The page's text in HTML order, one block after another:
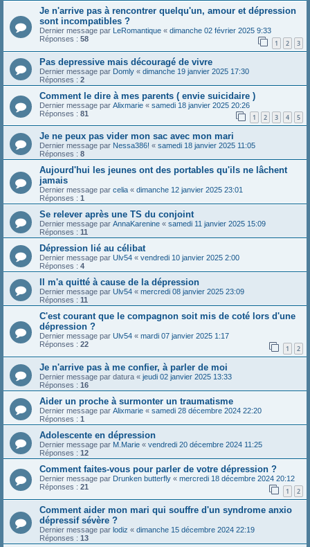
Je n'arrive pas à rencontrer quelqu'un, amour et dépression
sont incompatibles ?
Dernier message par LeRomantique « dimanche 02 février 2025 9:33
Réponses : 58 1 2 3
Pas depressive mais découragé de vivre
Dernier message par Domly « dimanche 19 janvier 2025 17:30
Réponses : 2
Comment le dire à mes parents ( envie suicidaire )
Dernier message par Alixmarie « samedi 18 janvier 2025 20:26
Réponses : 81 1 2 3 4 5
Je ne peux pas vider mon sac avec mon mari
Dernier message par Nessa386! « samedi 18 janvier 2025 11:05
Réponses : 8
Aujourd'hui les jeunes ont des portables qu'ils ne lâchent
jamais
Dernier message par celia « dimanche 12 janvier 2025 23:01
Réponses : 1
Se relever après une TS du conjoint
Dernier message par AnnaKarenine « samedi 11 janvier 2025 15:09
Réponses : 11
Dépression lié au célibat
Dernier message par Ulv54 « vendredi 10 janvier 2025 2:00
Réponses : 4
Il m'a quitté à cause de la dépression
Dernier message par Ulv54 « mercredi 08 janvier 2025 23:09
Réponses : 11
C'est courant que le compagnon soit mis de coté lors d'une
dépression ?
Dernier message par Ulv54 « mardi 07 janvier 2025 1:17
Réponses : 22 1 2
Je n'arrive pas à me confier, à parler de moi
Dernier message par datura « jeudi 02 janvier 2025 13:33
Réponses : 16
Aider un proche à surmonter un traumatisme
Dernier message par Alixmarie « samedi 28 décembre 2024 22:20
Réponses : 1
Adolescente en dépression
Dernier message par M.Marie « vendredi 20 décembre 2024 11:25
Réponses : 12
Comment faites-vous pour parler de votre dépression ?
Dernier message par Drunken butterfly « mercredi 18 décembre 2024 20:12
Réponses : 21 1 2
Comment aider mon mari qui souffre d'un syndrome anxio
dépressif sévère ?
Dernier message par lodiz « dimanche 15 décembre 2024 22:19
Réponses : 13